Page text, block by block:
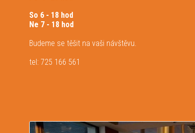
So 6 - 18 hod
Ne 7 - 18 hod
Budeme se těšit na vaši návštěvu.
tel: 725 166 561